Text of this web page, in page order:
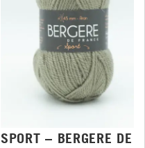
SPORT – BERGERE DE